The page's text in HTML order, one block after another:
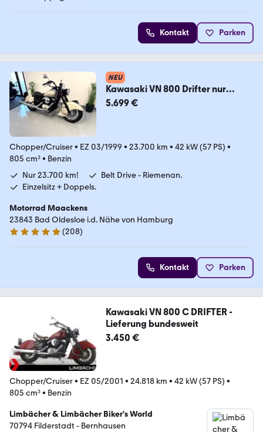
Kontakt Parken
NEU
Kawasaki VN 800 Drifter nur
23.700 km ! Belt Drive!
5.699 €
Chopper/Cruiser• EZ 03/1999 • 23.700 km • 42 kW (57 PS) •
805 cm³• Benzin
Nur 23.700 km!
Belt Drive - Riemenan.
Einzelsitz + Doppels.
Motorrad Maackens
23843 Bad Oldesloe i.d. Nähe von Hamburg
5 Sterne
(208)
Kontakt Parken
Kawasaki VN 800 C DRIFTER -
Lieferung bundesweit
3.450 €
Chopper/Cruiser• EZ 05/2001 • 24.818 km • 42 kW (57 PS) •
805 cm³• Benzin
Limbächer & Limbächer Biker's World
70794 Filderstadt - Bernhausen